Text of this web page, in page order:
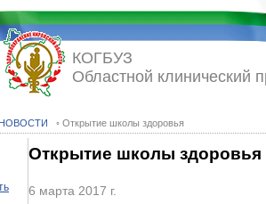
НОВОСТИ ◦ Открытие школы здоровья
КОГБУЗ
Областной клинический
Открытие школы здоровья
6 марта 2017 г.